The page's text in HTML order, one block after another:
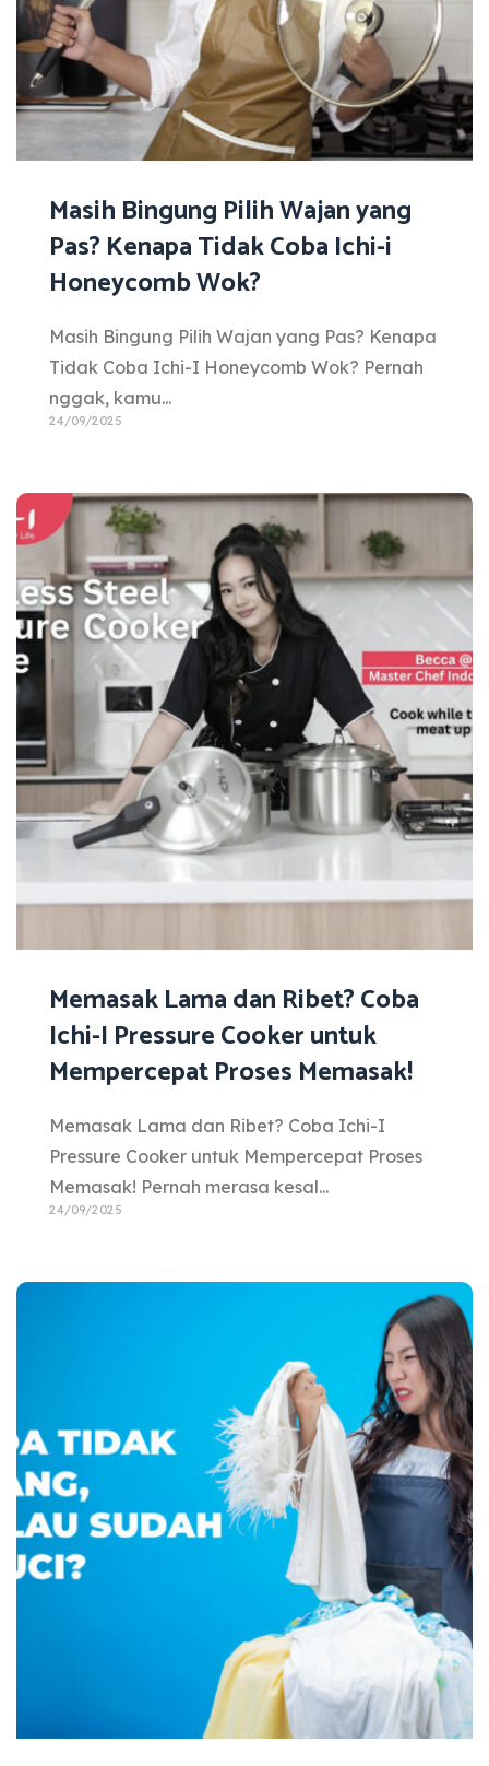
Masih Bingung Pilih Wajan yang
Pas? Kenapa Tidak Coba Ichi-i
Honeycomb Wok?
Masih Bingung Pilih Wajan yang Pas? Kenapa
Tidak Coba Ichi-I Honeycomb Wok? Pernah
nggak, kamu...
24/09/2025
Memasak Lama dan Ribet? Coba
Ichi-I Pressure Cooker untuk
Mempercepat Proses Memasak!
Memasak Lama dan Ribet? Coba Ichi-I
Pressure Cooker untuk Mempercepat Proses
Memasak! Pernah merasa kesal...
24/09/2025